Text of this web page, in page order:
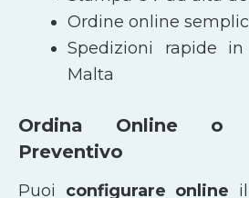
Ordine online
Spedizioni rapide
Malta
Ordina Online o
Preventivo
Puoi configurare online